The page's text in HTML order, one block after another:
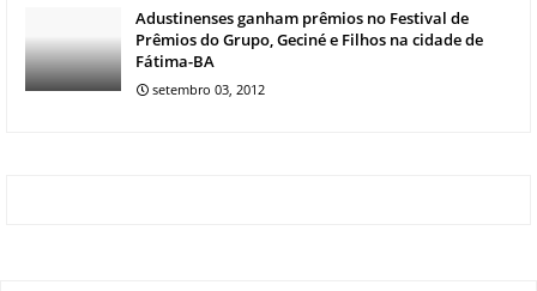
Adustinenses ganham prêmios no Festival de
Prêmios do Grupo, Geciné e Filhos na cidade de
Fátima-BA
setembro 03, 2012